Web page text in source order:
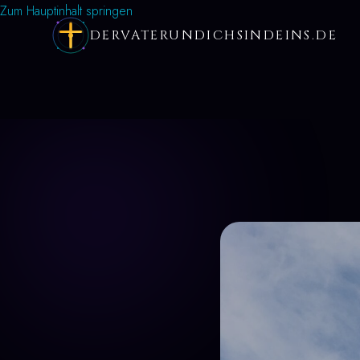
Zum Hauptinhalt springen
DERVATERUNDICHSINDEINS.DE